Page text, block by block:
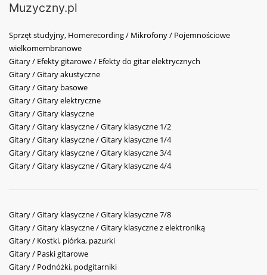
Muzyczny.pl
Sprzęt studyjny, Homerecording / Mikrofony / Pojemnościowe
wielkomembranowe
Gitary / Efekty gitarowe / Efekty do gitar elektrycznych
Gitary / Gitary akustyczne
Gitary / Gitary basowe
Gitary / Gitary elektryczne
Gitary / Gitary klasyczne
Gitary / Gitary klasyczne / Gitary klasyczne 1/2
Gitary / Gitary klasyczne / Gitary klasyczne 1/4
Gitary / Gitary klasyczne / Gitary klasyczne 3/4
Gitary / Gitary klasyczne / Gitary klasyczne 4/4
Gitary / Gitary klasyczne / Gitary klasyczne 7/8
Gitary / Gitary klasyczne / Gitary klasyczne z elektroniką
Gitary / Kostki, piórka, pazurki
Gitary / Paski gitarowe
Gitary / Podnóżki, podgitarniki